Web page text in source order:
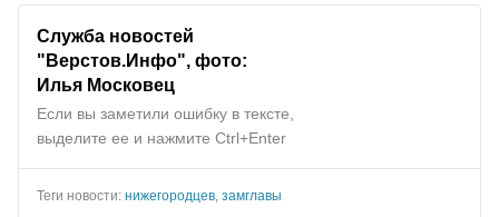
Служба новостей
"Верстов.Инфо", фото:
Илья Московец
Если вы заметили ошибку в тексте,
выделите ее и нажмите Ctrl+Enter
Теги новости: нижегородцев замглавы